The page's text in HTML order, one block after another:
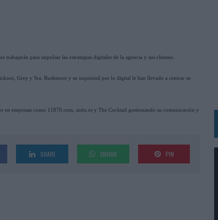
INSPIRADA EN CORNETTO, CALIPPO Y SOLERO
GESTIÓN DE SUS RELACIONES CON LOS MEDIOS
MARCA A LARGO PLAZO Y LA MEDICIÓN SON DOS CARAS DE LA MISMA
ORANGE
OPORTUNIDAD DE INCLUSIÓN
para impulsar las estrategias digitales de la agencia y sus clientes.
Grey y Sra. Rushmore y su inquietud por lo digital le han llevado a centrar su
en empresas como 11870.com, soitu.es y The Cocktail gestionando su comunicación y
SHARE ENVIAR PIN